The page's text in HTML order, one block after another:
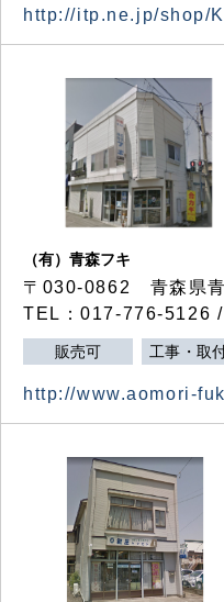
http://itp.ne.jp/shop/
（有）青森フキ
〒030-0862 青森県
TEL：017-776-5126
販売可 工事・取
http://www.aomori-